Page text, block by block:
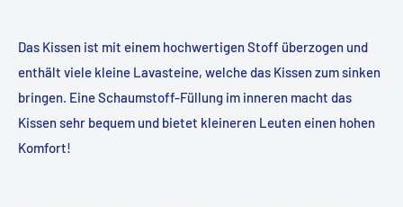
Das Kissen ist mit einem hochwertigen Stoff überzogen und
enthält viele kleine Lavasteine, welche das Kissen zum sinken
bringen. Eine Schaumstoff-Füllung im inneren macht das
Kissen sehr bequem und bietet kleineren Leuten einen hohen
Komfort!